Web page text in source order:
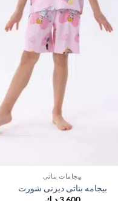
بيجامات بناتي
بيجامه بناتى ديزنى شورت